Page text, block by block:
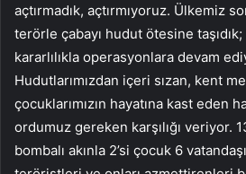
açtırmadık, açtırmıyoruz. Ülkemiz
terörle çabayı hudut ötesine
kararlılıkla operasyonlara devam
Hudutlarımızdan içeri sızan, kent
çocuklarımızın hayatına kast eden
ordumuz gereken karşılığı veriyor.
bombalı akınla 2’si çocuk 6